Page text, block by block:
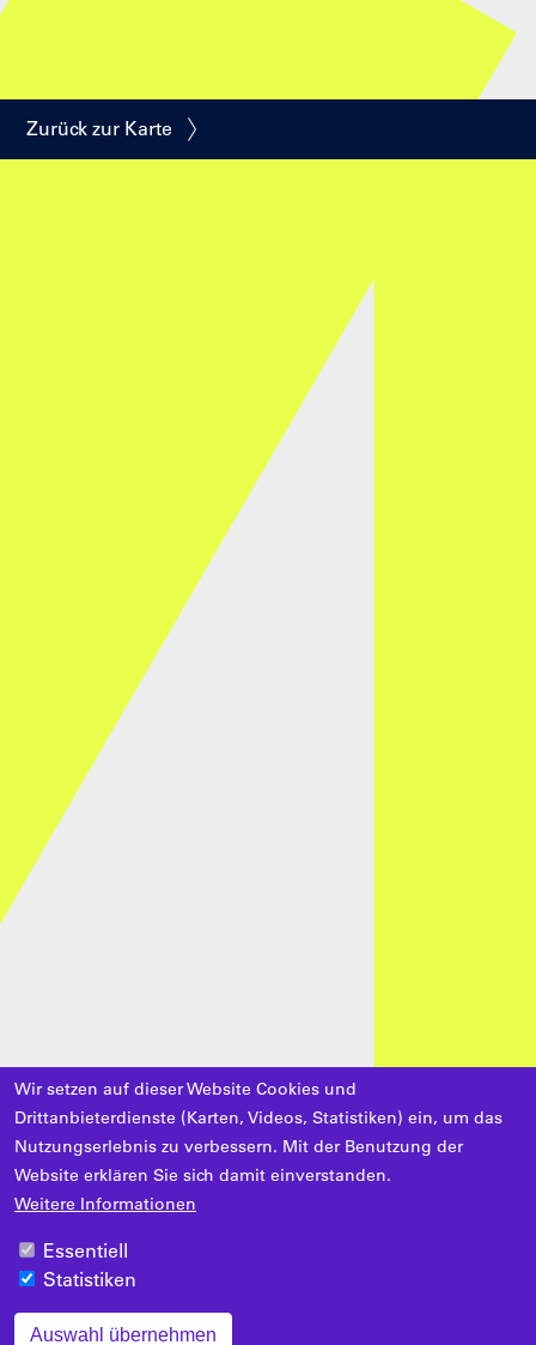
Zurück zur Karte
Wir setzen auf dieser Website Cookies und
Drittanbieterdienste (Karten, Videos, Statistiken) ein, um das
Nutzungserlebnis zu verbessern. Mit der Benutzung der
Website erklären Sie sich damit einverstanden.
Weitere Informationen
Essentiell
Statistiken
Auswahl übernehmen